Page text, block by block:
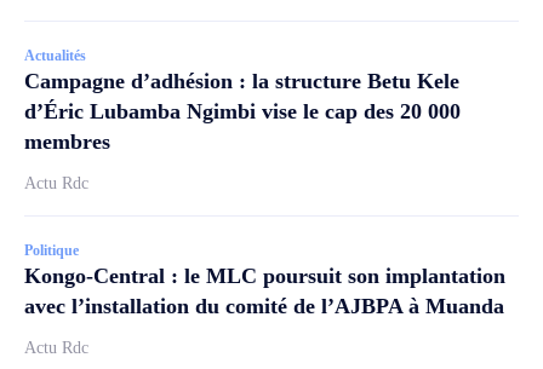
Actualités
Campagne d’adhésion : la structure Betu Kele
d’Éric Lubamba Ngimbi vise le cap des 20 000
membres
Actu Rdc
Politique
Kongo-Central : le MLC poursuit son implantation
avec l’installation du comité de l’AJBPA à Muanda
Actu Rdc